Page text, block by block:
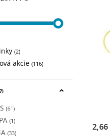
(2)
akcie (116)
(61)
(1)
(33)
2,66